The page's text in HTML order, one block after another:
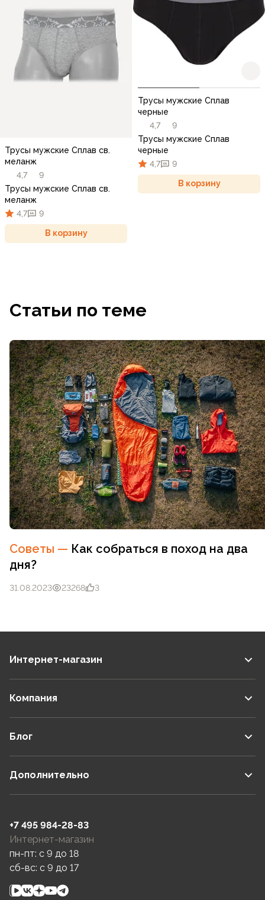
Трусы мужские Сплав св.
меланж
4,7
9
Трусы мужские Сплав св.
меланж
4,7
9
В корзину
Трусы мужские Сплав
черные
4,7
9
Трусы мужские Сплав
черные
4,7
9
В корзину
Статьи по теме
Советы — Как собраться в поход на два
дня?
31.08.2023 23268 3
Интернет-магазин
Компания
Блог
Дополнительно
+7 495 984-28-83
Интернет-магазин
пн-пт: c 9 до 18
сб-вс: c 9 до 17